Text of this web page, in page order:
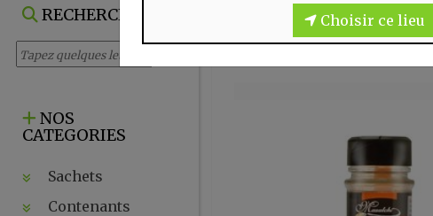
RECHERCHE
NOS
CATEGORIES
Sachets
Contenants
Choisir ce lieu